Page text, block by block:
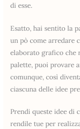
di esse.
Esatto, hai sentito la
un pò come arredare
elaborato grafico che
palette, puoi provare
comunque, così
ciascuna delle idee
Prendi queste idee di
rendile tue per